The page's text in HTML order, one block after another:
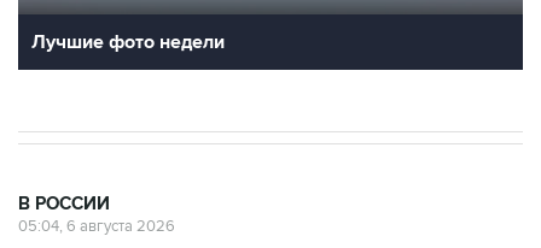
Лучшие фото недели
В РОССИИ
05:04, 6 августа 2026